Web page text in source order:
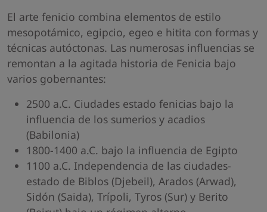
El arte fenicio combina elementos de estilo
mesopotámico, egipcio, egeo e hitita con formas y
técnicas autóctonas. Las numerosas influencias se
remontan a la agitada historia de Fenicia bajo
varios gobernantes:
2500 a.C. Ciudades estado fenicias bajo la
influencia de los sumerios y acadios
(Babilonia)
1800-1400 a.C. bajo la influencia de Egipto
1100 a.C. Independencia de las ciudades-
estado de Biblos (Djebeil), Arados (Arwad),
Sidón (Saida), Trípoli, Tyros (Sur) y Berito